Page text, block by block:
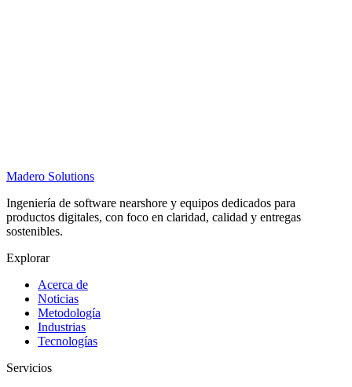
Madero Solutions
Ingeniería de software nearshore y equipos dedicados para
productos digitales, con foco en claridad, calidad y entregas
sostenibles.
Explorar
Acerca de
Noticias
Metodología
Industrias
Tecnologías
Servicios